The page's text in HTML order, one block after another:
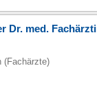
Dr. med.
(Fachärzte)